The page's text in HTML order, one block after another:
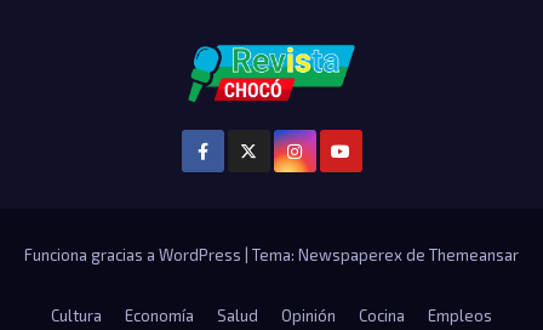
Funciona gracias a WordPress | Tema: Newspaperex de Themeansar
Cultura Economía Salud Opinión Cocina Empleos